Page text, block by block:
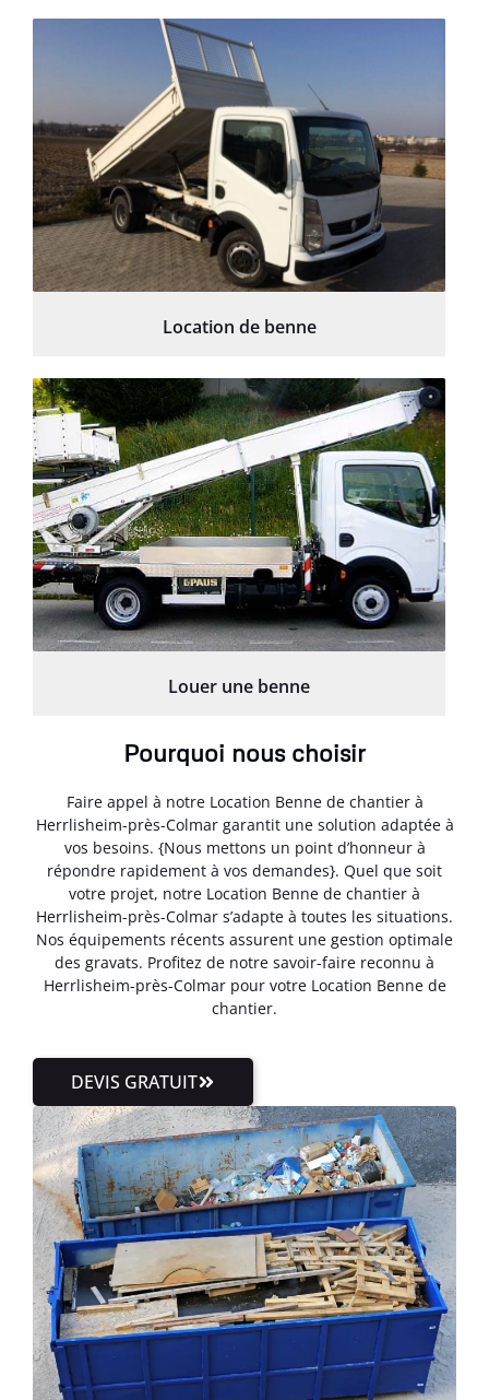
Location de benne
Louer une benne
Pourquoi nous choisir
Faire appel à notre Location Benne de chantier à
Herrlisheim-près-Colmar garantit une solution adaptée à
vos besoins. {Nous mettons un point d’honneur à
répondre rapidement à vos demandes}. Quel que soit
votre projet, notre Location Benne de chantier à
Herrlisheim-près-Colmar s’adapte à toutes les situations.
Nos équipements récents assurent une gestion optimale
des gravats. Profitez de notre savoir-faire reconnu à
Herrlisheim-près-Colmar pour votre Location Benne de
chantier.
DEVIS GRATUIT